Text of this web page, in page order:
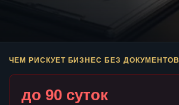
ЧЕМ РИСКУЕТ БИЗНЕС БЕЗ ДОКУМЕНТОВ
до 90 суток